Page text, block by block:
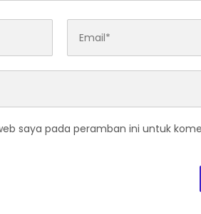
saya pada peramban ini untuk